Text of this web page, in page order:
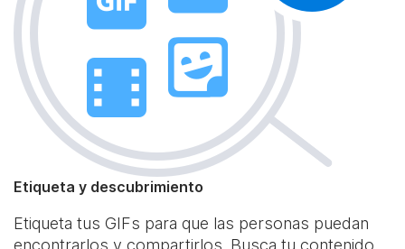
Etiqueta y descubrimiento
Etiqueta tus GIFs para que las personas puedan
encontrarlos y compartirlos. Busca tu contenido